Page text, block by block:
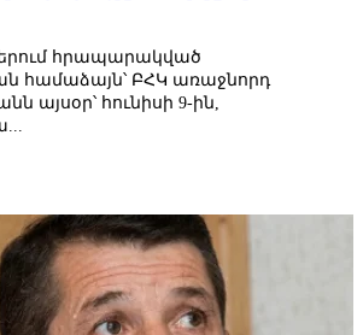
հրապարակված
համաձայն՝ ԲՀԿ առաջնորդ
այսօր՝ հունիսի 9-ին,